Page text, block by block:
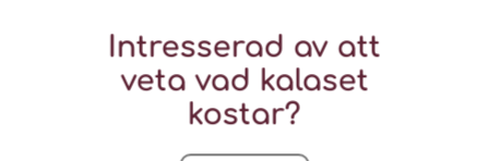
Intresserad av att
veta vad kalaset
kostar?